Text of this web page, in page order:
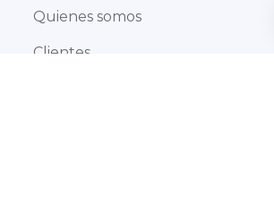
Quienes somos
Clientes